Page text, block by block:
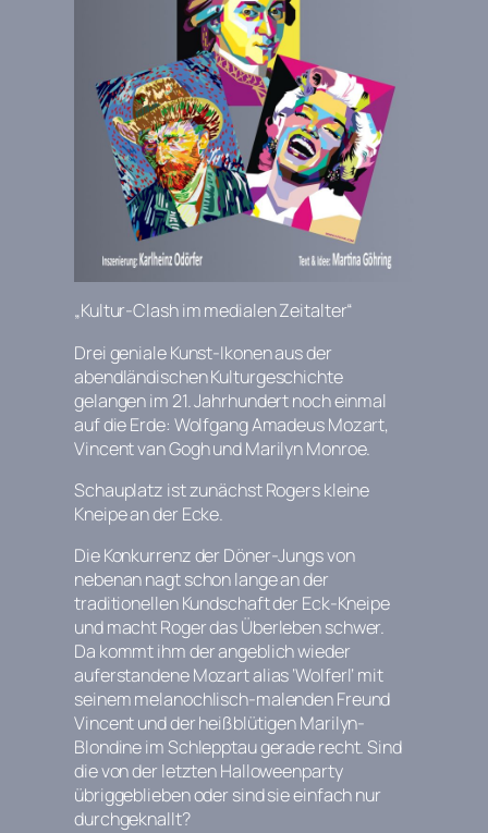
„Kultur-Clash im medialen Zeitalter“
Drei geniale Kunst-Ikonen aus der
abendländischen Kulturgeschichte
gelangen im 21. Jahrhundert noch einmal
auf die Erde: Wolfgang Amadeus Mozart,
Vincent van Gogh und Marilyn Monroe.
Schauplatz ist zunächst Rogers kleine
Kneipe an der Ecke.
Die Konkurrenz der Döner-Jungs von
nebenan nagt schon lange an der
traditionellen Kundschaft der Eck-Kneipe
und macht Roger das Überleben schwer.
Da kommt ihm der angeblich wieder
auferstandene Mozart alias ‘Wolferl‘ mit
seinem melanochlisch-malenden Freund
Vincent und der heißblütigen Marilyn-
Blondine im Schlepptau gerade recht. Sind
die von der letzten Halloweenparty
übriggeblieben oder sind sie einfach nur
durchgeknallt?